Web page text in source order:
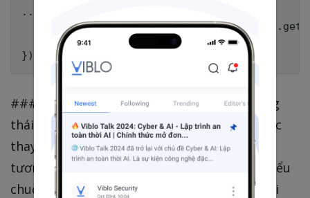
...mapGetters({
// map `this.doneCount` to
  doneCount: 'doneTodosCount'
###III. Mutations – thay đổi trạng thái Trạng
thái không thể thay đổi trực tiếp mà chỉ được
thay đổi thông qua commit, Vuex mutation
tương tự như các events, mỗi mutation có kiểu
chuỗi và một handler. Handler function là nơi